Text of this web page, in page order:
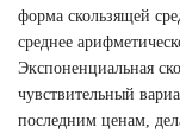
форма скользящей
среднее
Экспоненциальная
чувствительный
последним ценам,